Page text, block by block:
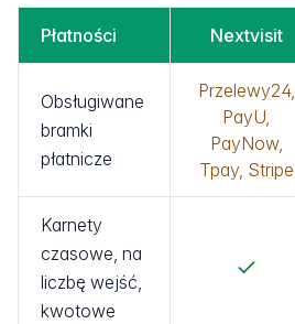
Płatności Nextvisit
Obsługiwane
bramki
płatnicze
Przelewy24,
PayU,
PayNow,
Tpay, Stripe
Karnety
czasowe, na
liczbę wejść,
kwotowe